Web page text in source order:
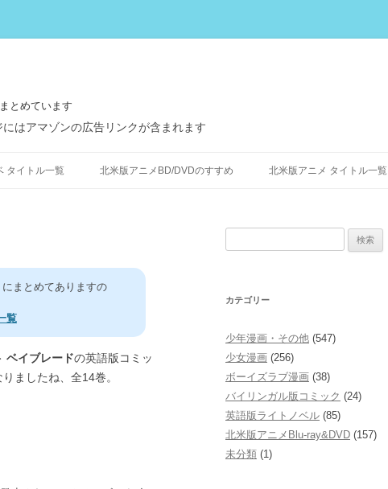
とめています
はアマゾンの広告リンクが含まれます
ン
タイトル一覧 北米版アニメBD/DVDのすすめ 北米版アニメ タイトル一覧
にまとめてありますの
覧
ベイブレードの英語版コミッ
ましたね、全14巻。
カテゴリー
少年漫画・その他 (547)
少女漫画 (256)
ボーイズラブ漫画 (38)
バイリンガル版コミック (24)
英語版ライトノベル (85)
北米版アニメBlu-ray&DVD (157)
未分類 (1)